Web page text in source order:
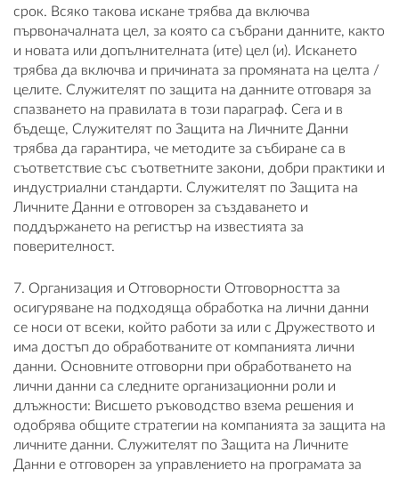
срок. Всяко такова искане трябва да включва
първоначалната цел, за която са събрани данните, както
и новата или допълнителната (ите) цел (и). Искането
трябва да включва и причината за промяната на целта /
целите. Служителят по защита на данните отговаря за
спазването на правилата в този параграф. Сега и в
бъдеще, Служителят по Защита на Личните Данни
трябва да гарантира, че методите за събиране са в
съответствие със съответните закони, добри практики и
индустриални стандарти. Служителят по Защита на
Личните Данни е отговорен за създаването и
поддържането на регистър на известията за
поверителност.
7. Организация и Отговорности Отговорността за
осигуряване на подходяща обработка на лични данни
се носи от всеки, който работи за или с Дружеството и
има достъп до обработваните от компанията лични
данни. Основните отговорни при обработването на
лични данни са следните организационни роли и
длъжности: Висшето ръководство взема решения и
одобрява общите стратегии на компанията за защита на
личните данни. Служителят по Защита на Личните
Данни е отговорен за управлението на програмата за